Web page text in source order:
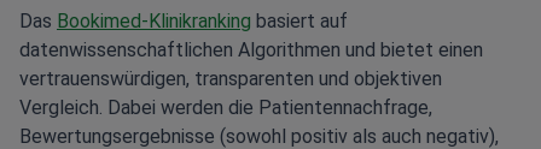
Das Bookimed-Klinikranking basiert auf
datenwissenschaftlichen Algorithmen und bietet einen
vertrauenswürdigen, transparenten und objektiven
Vergleich. Dabei werden die Patientennachfrage,
Bewertungsergebnisse (sowohl positiv als auch negativ),